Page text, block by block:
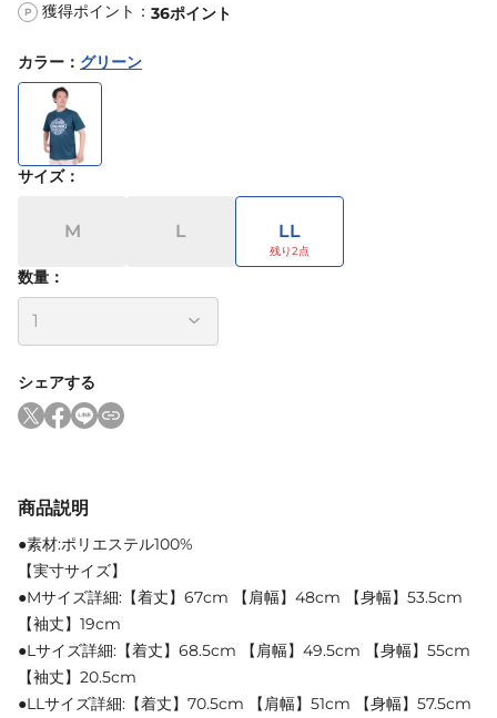
P 獲得ポイント： 36ポイント
カラー ： グリーン
サイズ：
M L LL
数量：
シェアする
商品説明
●素材:ポリエステル100%
【実寸サイズ】
●Mサイズ詳細:【着丈】67cm 【肩幅】48cm 【身幅】53.5cm
【袖丈】19cm
●Lサイズ詳細:【着丈】68.5cm 【肩幅】49.5cm 【身幅】55cm
【袖丈】20.5cm
●LLサイズ詳細:【着丈】70.5cm 【肩幅】51cm 【身幅】57.5cm